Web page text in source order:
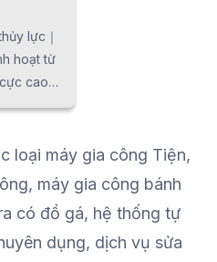
hoạt từ
cao.
Hiệu
kiệm
hệ
động cơ
loại máy gia công Tiện,
máy gia công bánh
có đồ gá, hệ thống tự
dụng, dịch vụ sửa